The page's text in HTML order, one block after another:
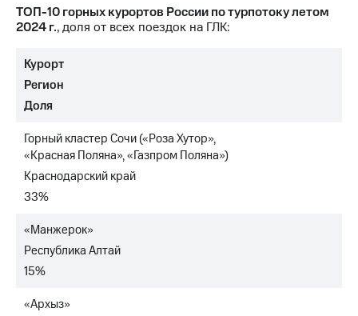
Собрания
акционеров
аудит
Рынок
акций
приобретения
Порядок
Дивиденды
ТОП-10 горных курортов России по турпотоку летом
2024 г., доля от всех поездок на ГЛК:
Курорт
Регион
Доля
Горный кластер Сочи («Роза Хутор»,
«Красная Поляна», «Газпром Поляна»)
Краснодарский край
33%
«Манжерок»
Республика Алтай
15%
«Архыз»